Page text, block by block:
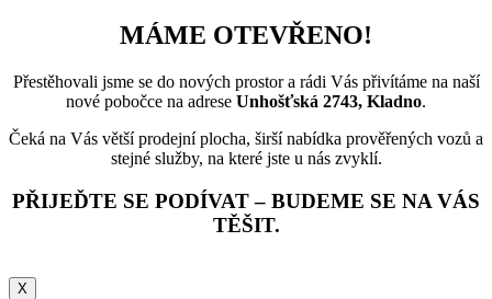
MÁME OTEVŘENO!
Přestěhovali jsme se do nových prostor a rádi Vás přivítáme na naší
nové pobočce na adrese Unhošťská 2743, Kladno.
Čeká na Vás větší prodejní plocha, širší nabídka prověřených vozů a
stejné služby, na které jste u nás zvyklí.
PŘIJEĎTE SE PODÍVAT – BUDEME SE NA VÁS
TĚŠIT.
X